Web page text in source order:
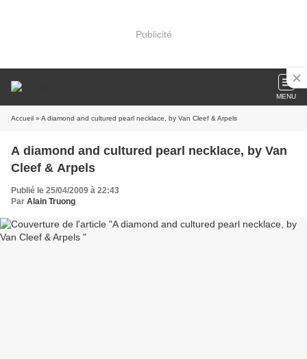
Publicité
MENU
Accueil » A diamond and cultured pearl necklace, by Van Cleef & Arpels
A diamond and cultured pearl necklace, by Van
Cleef & Arpels
Publié le 25/04/2009 à 22:43
Par Alain Truong